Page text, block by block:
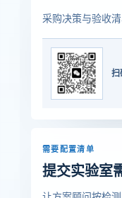
采购决策与验收
扫
需要配置清单
提交实验室